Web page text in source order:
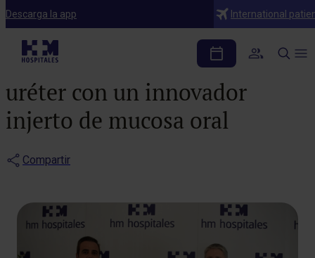
Descarga la app International
Notas de prensa
Urólogos del Hospital
HM Modelo logran reparar un
uréter con un innovador
injerto de mucosa oral
Compartir